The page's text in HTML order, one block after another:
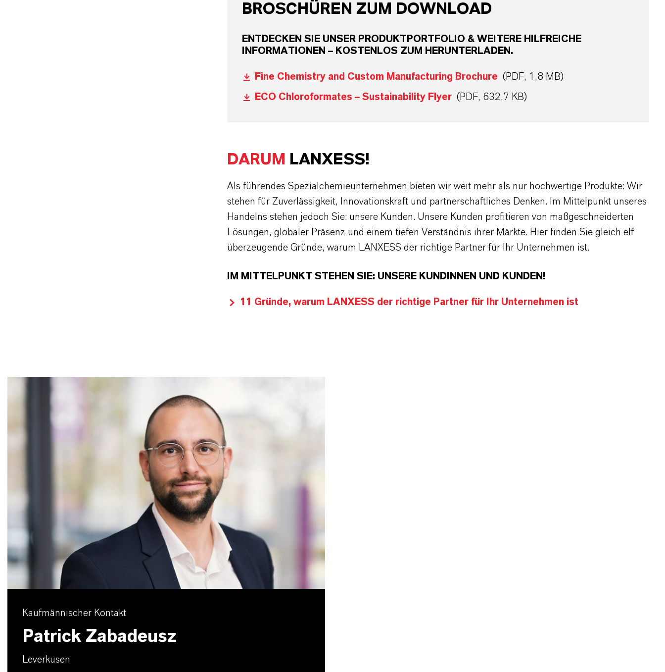
BROSCHÜREN ZUM DOWNLOAD
ENTDECKEN SIE UNSER PRODUKTPORTFOLIO & WEITERE HILFREICHE
INFORMATIONEN – KOSTENLOS ZUM HERUNTERLADEN.
Fine Chemistry and Custom Manufacturing Brochure (PDF, 1,8 MB)
ECO Chloroformates – Sustainability Flyer (PDF, 632,7 KB)
DARUM LANXESS!
Als führendes Spezialchemieunternehmen bieten wir weit mehr als nur hochwertige Produkte: Wir
stehen für Zuverlässigkeit, Innovationskraft und partnerschaftliches Denken. Im Mittelpunkt unseres
Handelns stehen jedoch Sie: unsere Kunden. Unsere Kunden profitieren von maßgeschneiderten
Lösungen, globaler Präsenz und einem tiefen Verständnis ihrer Märkte. Hier finden Sie gleich elf
überzeugende Gründe, warum LANXESS der richtige Partner für Ihr Unternehmen ist.
IM MITTELPUNKT STEHEN SIE: UNSERE KUNDINNEN UND KUNDEN!
11 Gründe, warum LANXESS der richtige Partner für Ihr Unternehmen ist
Kaufmännischer Kontakt
Patrick Zabadeusz
Leverkusen